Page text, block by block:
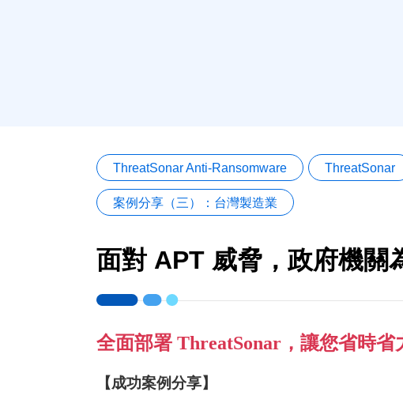
ThreatSonar Anti-Ransomware ThreatSonar
案例分享（三）：台灣製造業
面對 APT 威脅，政府機關
全面部署 ThreatSonar，讓您省時省
【成功案例分享】